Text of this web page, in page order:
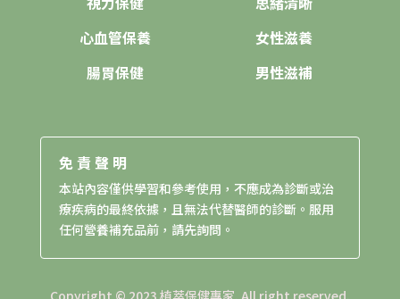
心血管保養
腸胃保健
女性滋養
男性滋補
免責聲明
本站內容僅供學習和參考使用，不應成為診斷或治
療疾病的最終依據，且無法代替醫師的診斷。服用
任何營養補充品前，請先詢問。
Copyright © 2023 植萃保健專家. All right reserved.